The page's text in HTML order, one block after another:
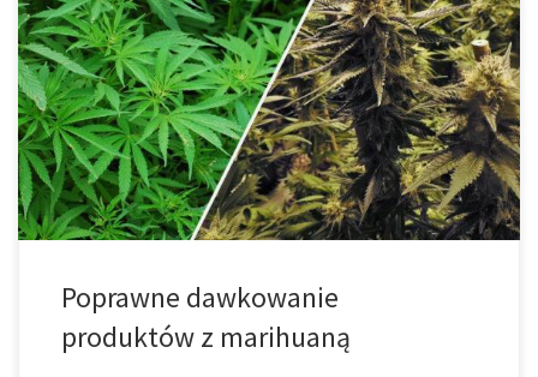
Poprawne dawkowanie produktów spożywczych z marihuaną.
Kiedy nauczysz się dekarboksylować marihuanę oraz wytwarzać
masło konopne, możesz zacząć wytwarzać własne produkty
spożywcze. Ale od początku – zanim przejdziemy dalej musimy
porozmawiać o tym jak je dawkować. Mimo, że nikt nigdy nie
umarł z powodu przedawkowania cannabis, wiele osób cierpiało
z powodu […]
Poprawne dawkowanie
produktów z marihuaną